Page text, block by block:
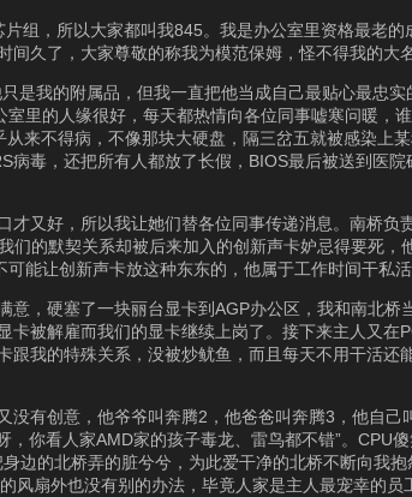
组，所以大家都叫我845。我是办公室里资格最老的
久了，大家尊敬的称我为模范保姆，怪不得我的大
是我的附属品，但我一直把他当成自己最贴心最忠
里的人缘很好，每天都热情向各位同事嘘寒问暖，
来不得病，不像那块大硬盘，隔三岔五就被感染上
毒，还把所有人都放了长假，BIOS最后被送到医
又好，所以我让她们替各位同事传递消息。南桥负
的默契关系却被后来加入的创新声卡妒忌得要死，
能让创新声卡放这种东东的，他属于工作时间干私活
，硬塞了一块丽台显卡到AGP办公区，我和南北桥
被解雇而我们的显卡继续上岗了。接下来主人又在
我的特殊关系，没被炒鱿鱼，而且每天不用干活还
有创意，他爷爷叫奔腾2，他爸爸叫奔腾3，他自己
你看人家AMD家的孩子毒龙、雷鸟都不错”。CPU
边的北桥弄的脏兮兮，为此爱干净的北桥不断向我
扇外也没有别的办法，毕竟人家是主人最宠幸的员